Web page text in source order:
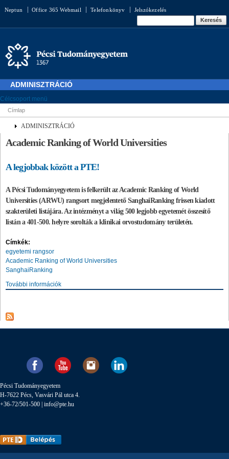
Neptun Office 365 Webmail Telefonkönyv Jelszókezelés
Keresés
ADMINISZTRÁCIÓ
Célcsoport menü
Jelenlegi hely
Címlap
ADMINISZTRÁCIÓ
Academic Ranking of World Universities
A legjobbak között a PTE!
A Pécsi Tudományegyetem is felkerült az Academic Ranking of World
Universities (ARWU) rangsort megjelentető SanghaiRanking frissen kiadott
szakterületi listájára. Az intézményt a világ 500 legjobb egyetemét összesítő
listán a 401-500. helyre sorolták a klinikai orvostudomány területén.
Címkék:
egyetemi rangsor
Academic Ranking of World Universities
SanghaiRanking
További információk
Pécsi Tudományegyetem
H-7622 Pécs, Vasvári Pál utca 4.
+36-72/501-500 | info@pte.hu